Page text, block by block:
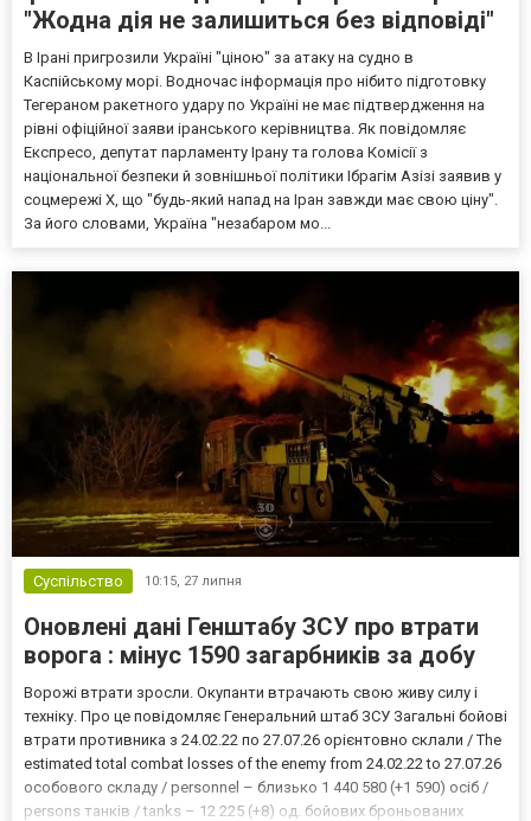
"Жодна дія не залишиться без відповіді"
В Ірані пригрозили Україні "ціною" за атаку на судно в
Каспійському морі. Водночас інформація про нібито підготовку
Тегераном ракетного удару по Україні не має підтвердження на
рівні офіційної заяви іранського керівництва. Як повідомляє
Експресо, депутат парламенту Ірану та голова Комісії з
національної безпеки й зовнішньої політики Ібрагім Азізі заявив у
соцмережі X, що "будь-який напад на Іран завжди має свою ціну".
За його словами, Україна "незабаром мо...
Суспільство 10:15, 27 липня
Оновлені дані Генштабу ЗСУ про втрати
ворога : мінус 1590 загарбників за добу
Ворожі втрати зросли. Окупанти втрачають свою живу силу і
техніку. Про це повідомляє Генеральний штаб ЗСУ Загальні бойові
втрати противника з 24.02.22 по 27.07.26 орієнтовно склали / The
estimated total combat losses of the enemy from 24.02.22 to 27.07.26
особового складу / personnel – близько 1 440 580 (+1 590) осіб /
persons танків / tanks – 12 225 (+8) од. бойових броньованих